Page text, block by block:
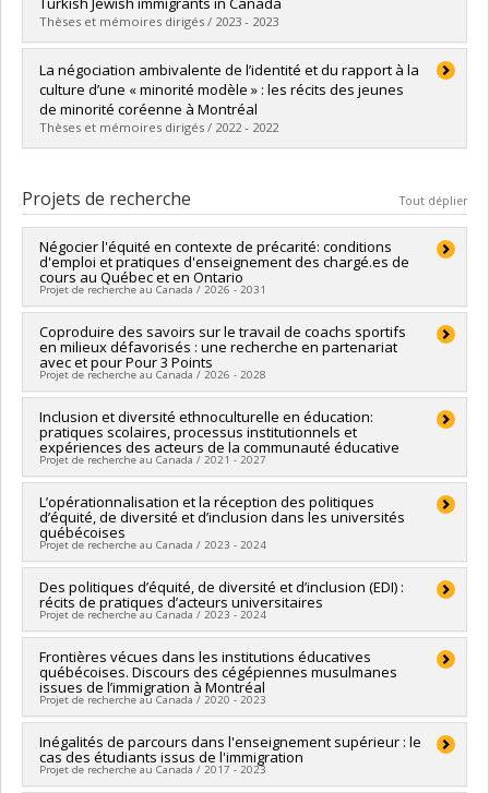
Diplôme obtenu :M.A.
Lien vers le document dans Papyrus
Thèses et mémoires dirigés / 2023 - 2023
Diplômé(e) :Ülgen, Övgü
Cycle : Doctorat
Diplôme obtenu :Ph. D.
Lien vers le document dans Papyrus
La négociation ambivalente de l’identité et du rapport à la
culture d’une « minorité modèle » : les récits des jeunes
de minorité coréenne à Montréal
Thèses et mémoires dirigés / 2022 - 2022
Cycle : Maîtrise
Diplôme obtenu :M. Sc.
Lien vers le document dans Papyrus
Projets de recherche Tout déplier
Négocier l'équité en contexte de précarité: conditions
d'emploi et pratiques d'enseignement des chargé.es de
cours au Québec et en Ontario
Projet de recherche au Canada / 2026 - 2031
Chercheur principal :Fahimeh Darchinian
Co-chercheurs :Edward Ou Jin Lee,Roberta de Oliveira
Soares
Sources de financement :CRSH/Conseil de recherches en
sciences humaines du Canada
Programmes de subvention :PVXXXXXX-Subvention Savoir
Coproduire des savoirs sur le travail de coachs sportifs
en milieux défavorisés : une recherche en partenariat
avec et pour Pour 3 Points
Projet de recherche au Canada / 2026 - 2028
Chercheur principal : Fahimeh Darchinian
Sources de financement :CRSH/Conseil de recherches en
sciences humaines du Canada
Programmes de subvention :PVXXXXXX-Subvention
d'engagement partenarial
Inclusion et diversité ethnoculturelle en éducation:
pratiques scolaires, processus institutionnels et
expériences des acteurs de la communauté éducative
Projet de recherche au Canada / 2021 - 2027
Chercheur principal : Marie-Odile Magnan
Co-chercheurs :Françoise Armand ,Julie Larochelle-Audet
Fahimeh Darchinian,Corina Borri-Anadon
Annie Pilote,Geneviève Audet
Sources de financement :FRQSC/Fonds de recherche du
Québec - Société et culture (FQRSC)
Programmes de subvention : PVXXXXXX-(SE) Programme
Soutien aux équipes de recherche - Stade de développement
: Nouvelle équipe
L’opérationnalisation et la réception des politiques
d’équité, de diversité et d’inclusion dans les universités
québécoises
Projet de recherche au Canada / 2023 - 2024
Chercheur principal :Fahimeh Darchinian
Sources de financement :MITACS Inc.
Programmes de subvention :
Des politiques d’équité, de diversité et d’inclusion (EDI) :
récits de pratiques d’acteurs universitaires
Projet de recherche au Canada / 2023 - 2024
Des politiques d’équité, de diversité et d’inclusion (EDI)
: récits de pratiques d’acteurs universitaires
- Université de Montréal - CRI-JaDE - Mobilisation des
connaissances en collaboration avec FQPPU
Frontières vécues dans les institutions éducatives
québécoises. Discours des cégépiennes musulmanes
issues de l’immigration à Montréal
Projet de recherche au Canada / 2020 - 2023
Chercheur principal :Fahimeh Darchinian
Co-chercheurs :Marie-Odile Magnan
Sources de financement :
Inégalités de parcours dans l'enseignement supérieur : le
cas des étudiants issus de l'immigration
Projet de recherche au Canada / 2017 - 2023